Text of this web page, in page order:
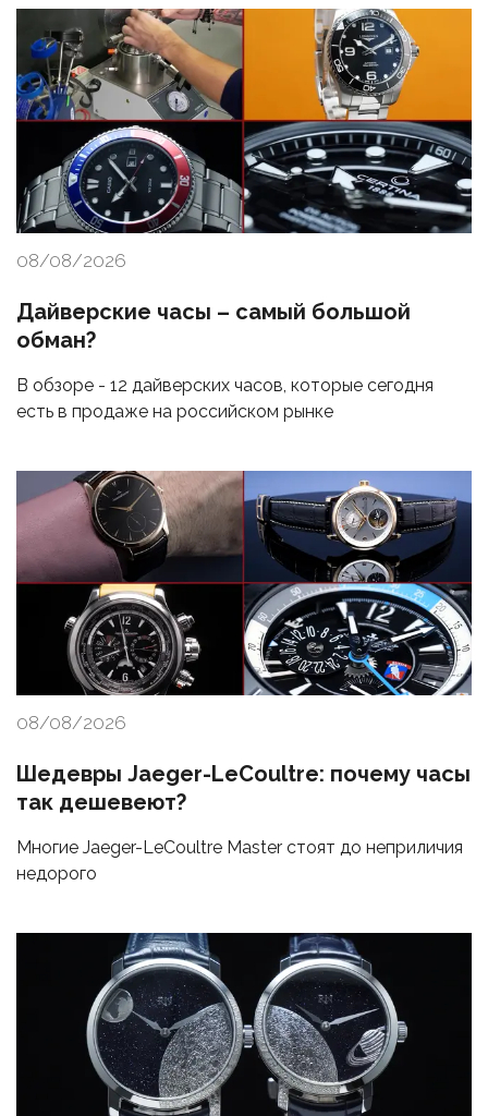
08/08/2026
Дайверские часы – самый большой
обман?
В обзоре - 12 дайверских часов, которые сегодня
есть в продаже на российском рынке
08/08/2026
Шедевры Jaeger-LeCoultre: почему часы
так дешевеют?
Многие Jaeger-LeCoultre Master стоят до неприличия
недорого